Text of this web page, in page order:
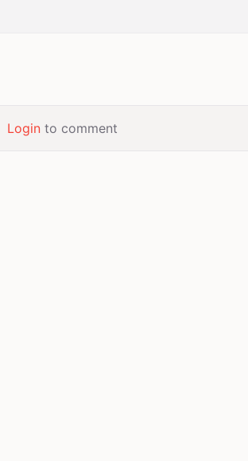
Loginto comment